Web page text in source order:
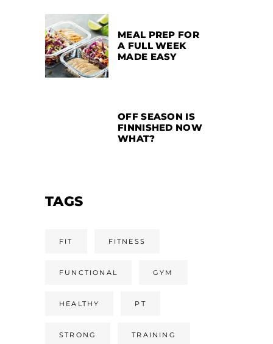
MEAL PREP FOR
A FULL WEEK
MADE EASY
OFF SEASON IS
FINNISHED NOW
WHAT?
TAGS
FIT FITNESS
FUNCTIONAL GYM
HEALTHY PT
STRONG TRAINING